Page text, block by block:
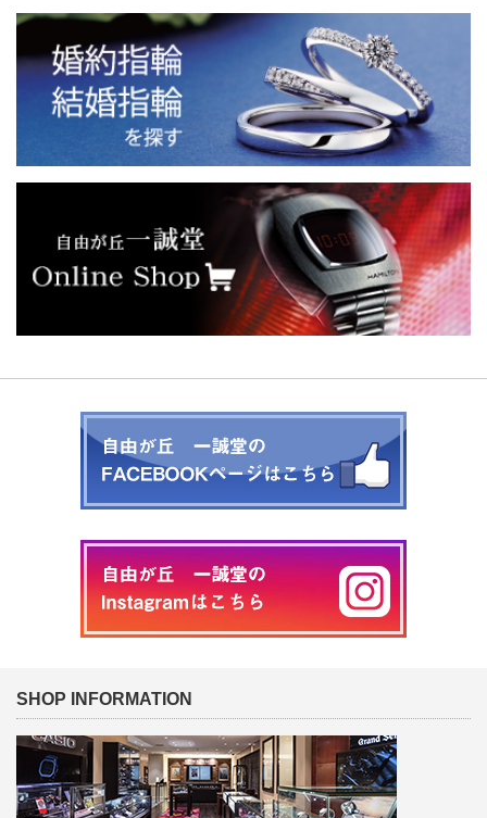
SHOP INFORMATION